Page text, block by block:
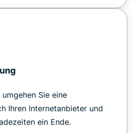
Sie eine
Ihren Internetanbieter und
ein Ende.